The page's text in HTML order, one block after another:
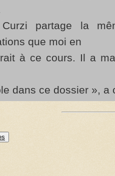
partage la
que moi en
à ce cours. Il a
dans ce dossier », a